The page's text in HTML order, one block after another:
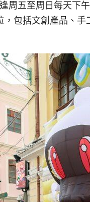
周五至周日每天
包括文創產品、